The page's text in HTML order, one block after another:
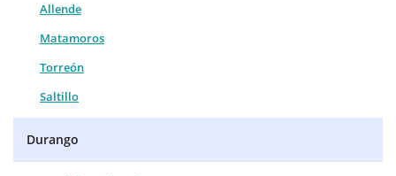
Allende
Matamoros
Torreón
Saltillo
Durango